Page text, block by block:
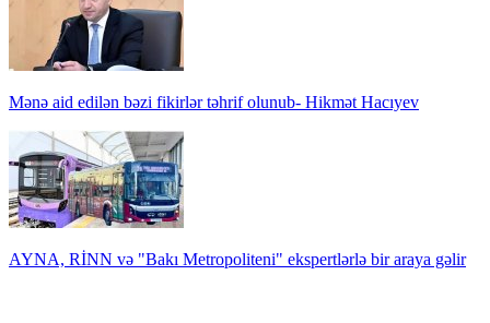
Mənə aid edilən bəzi fikirlər təhrif olunub- Hikmət Hacıyev
AYNA, RİNN və "Bakı Metropoliteni" ekspertlərlə bir araya gəlir